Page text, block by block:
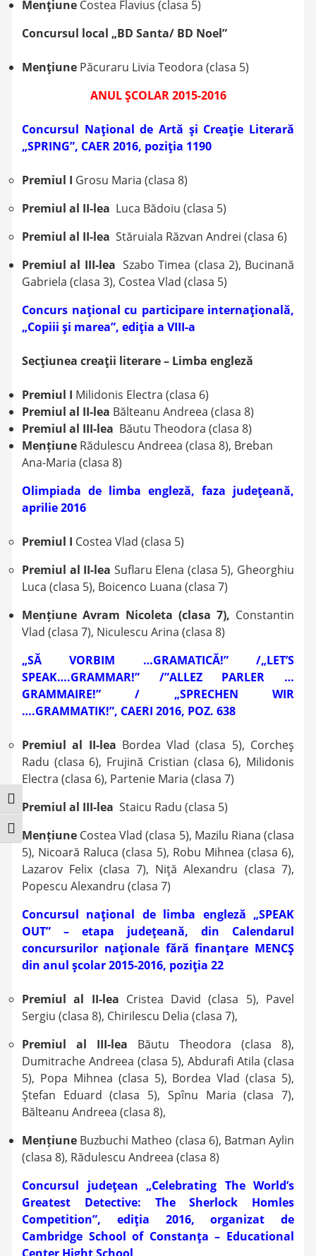
Toggle High Contrast
Toggle Font size
Menţiune Costea Flavius (clasa 5)
Concursul local „BD Santa/ BD Noel”
Menţiune Păcuraru Livia Teodora (clasa 5)
ANUL ŞCOLAR 2015-2016
Concursul Naţional de Artă şi Creaţie Literară
„SPRING”, CAER 2016, poziţia 1190
Premiul I Grosu Maria (clasa 8)
Premiul al II-lea Luca Bădoiu (clasa 5)
Premiul al II-lea Stăruiala Răzvan Andrei (clasa 6)
Premiul al III-lea Szabo Timea (clasa 2), Bucinană
Gabriela (clasa 3), Costea Vlad (clasa 5)
Concurs naţional cu participare internaţională,
„Copiii şi marea”, ediţia a VIII-a
Secţiunea creaţii literare – Limba engleză
Premiul I Milidonis Electra (clasa 6)
Premiul al II-lea Bălteanu Andreea (clasa 8)
Premiul al III-lea Băutu Theodora (clasa 8)
Mențiune Rădulescu Andreea (clasa 8), Breban
Ana-Maria (clasa 8)
Olimpiada de limba engleză, faza judeţeană,
aprilie 2016
Premiul I Costea Vlad (clasa 5)
Premiul al II-lea Suflaru Elena (clasa 5), Gheorghiu
Luca (clasa 5), Boicenco Luana (clasa 7)
Mențiune Avram Nicoleta (clasa 7), Constantin
Vlad (clasa 7), Niculescu Arina (clasa 8)
„SĂ VORBIM …GRAMATICĂ!” /„LET’S
SPEAK….GRAMMAR!” /”ALLEZ PARLER …
GRAMMAIRE!” / „SPRECHEN WIR
….GRAMMATIK!”, CAERI 2016, POZ. 638
Premiul al II-lea Bordea Vlad (clasa 5), Corcheş
Radu (clasa 6), Frujină Cristian (clasa 6), Milidonis
Electra (clasa 6), Partenie Maria (clasa 7)
Premiul al III-lea Staicu Radu (clasa 5)
Mențiune Costea Vlad (clasa 5), Mazilu Riana (clasa
5), Nicoară Raluca (clasa 5), Robu Mihnea (clasa 6),
Lazarov Felix (clasa 7), Niţă Alexandru (clasa 7),
Popescu Alexandru (clasa 7)
Concursul naţional de limba engleză „SPEAK
OUT” – etapa judeţeană, din Calendarul
concursurilor naţionale fără finanţare MENCŞ
din anul şcolar 2015-2016, poziţia 22
Premiul al II-lea Cristea David (clasa 5), Pavel
Sergiu (clasa 8), Chirilescu Delia (clasa 7),
Premiul al III-lea Băutu Theodora (clasa 8),
Dumitrache Andreea (clasa 5), Abdurafi Atila (clasa
5), Popa Mihnea (clasa 5), Bordea Vlad (clasa 5),
Ştefan Eduard (clasa 5), Spînu Maria (clasa 7),
Bălteanu Andreea (clasa 8),
Mențiune Buzbuchi Matheo (clasa 6), Batman Aylin
(clasa 8), Rădulescu Andreea (clasa 8)
Concursul judeţean „Celebrating The World’s
Greatest Detective: The Sherlock Homles
Competition”, ediţia 2016, organizat de
Cambridge School of Constanţa – Educational